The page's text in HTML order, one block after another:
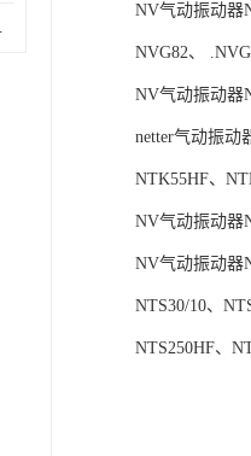
NV气动振动器
NVG82、
NV气动振动器
netter气动振动
NTK55HF、
NV气动振动器
NV气动振动器
NTS30/10、
NTS250HF、